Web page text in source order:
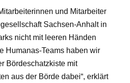
und Mitarbeiter
Sachsen-Anhalt in
nicht mit leeren Händen
Humanas-Teams haben wir
Bördeschatzkiste mit
aus der Börde dabei“, erklärt